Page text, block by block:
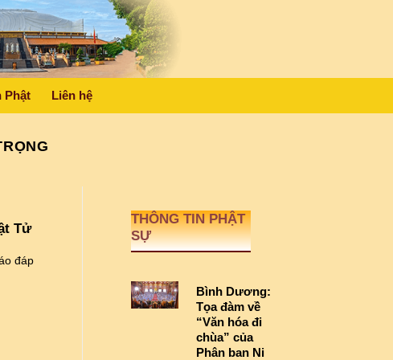
Phật Liên hệ
Tử
đáp
THÔNG TIN PHẬT
SỰ
Bình Dương:
Tọa đàm về
“Văn hóa đi
chùa” của
Phân ban Ni